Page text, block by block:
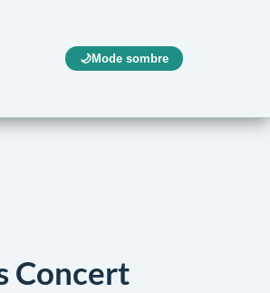
🌙Mode sombre
Concert